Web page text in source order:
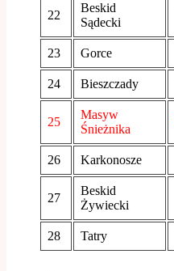
22
Beskid
Sądecki
23 Gorce
24 Bieszczady
25
Masyw
Śnieżnika
26 Karkonosze
27
Beskid
Żywiecki
28 Tatry